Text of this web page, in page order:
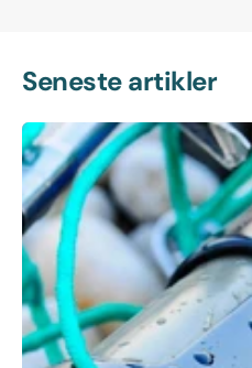
Seneste artikler